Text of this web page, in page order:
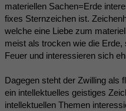
materiellen Sachen=Erde
fixes Sternzeichen ist.
welche eine Liebe zum
meist als trocken wie die
Feuer und interessieren sich
Dagegen steht der Zwilling als
ein intellektuelles geistiges
intellektuellen Themen